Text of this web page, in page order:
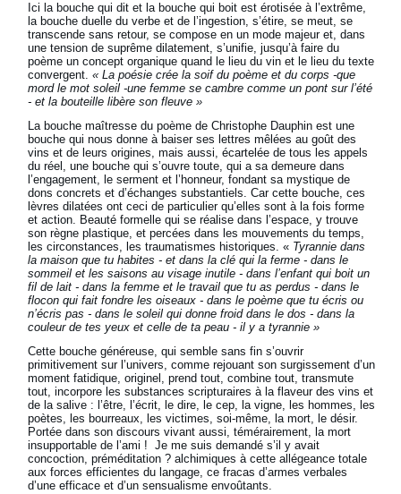
Ici la bouche qui dit et la bouche qui boit est érotisée à l’extrême,
la bouche duelle du verbe et de l’ingestion, s’étire, se meut, se
transcende sans retour, se compose en un mode majeur et, dans
une tension de suprême dilatement, s’unifie, jusqu’à faire du
poème un concept organique quand le lieu du vin et le lieu du texte
convergent.« La poésie crée la soif du poème et du corps -que
mord le mot soleil -une femme se cambre comme un pont sur l’été
- et la bouteille libère son fleuve »
La bouche maîtresse du poème de Christophe Dauphin est une
bouche qui nous donne à baiser ses lettres mêlées au goût des
vins et de leurs origines, mais aussi, écartelée de tous les appels
du réel, une bouche qui s’ouvre toute, qui a sa demeure dans
l’engagement, le serment et l’honneur, fondant sa mystique de
dons concrets et d’échanges substantiels. Car cette bouche, ces
lèvres dilatées ont ceci de particulier qu’elles sont à la fois forme
et action. Beauté formelle qui se réalise dans l’espace, y trouve
son règne plastique, et percées dans les mouvements du temps,
les circonstances, les traumatismes historiques. « Tyrannie dans
la maison que tu habites - et dans la clé qui la ferme - dans le
sommeil et les saisons au visage inutile - dans l’enfant qui boit un
fil de lait - dans la femme et le travail que tu as perdus - dans le
flocon qui fait fondre les oiseaux - dans le poème que tu écris ou
n’écris pas - dans le soleil qui donne froid dans le dos - dans la
couleur de tes yeux et celle de ta peau - il y a tyrannie »
Cette bouche généreuse, qui semble sans fin s’ouvrir
primitivement sur l’univers, comme rejouant son surgissement d’un
moment fatidique, originel, prend tout, combine tout, transmute
tout, incorpore les substances scripturaires à la flaveur des vins et
de la salive : l’être, l’écrit, le dire, le cep, la vigne, les hommes, les
poètes, les bourreaux, les victimes, soi-même, la mort, le désir.
Portée dans son discours vivant aussi, témérairement, la mort
insupportable de l’ami ! Je me suis demandé s’il y avait
concoction, préméditation ? alchimiques à cette allégeance totale
aux forces efficientes du langage, ce fracas d’armes verbales
d’une efficace et d’un sensualisme envoûtants.